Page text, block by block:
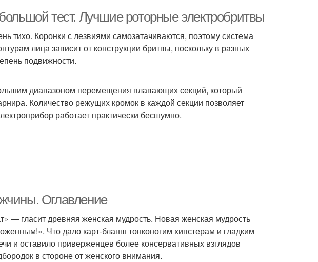
тест. Лучшие роторные электробритвы
тихо. Коронки с лезвиями самозатачиваются, поэтому система
лица зависит от конструкции бритвы, поскольку в разных
подвижности.
диапазоном перемещения плавающих секций, который
Количество режущих кромок в каждой секции позволяет
работает практически бесшумно.
Оглавление
— гласит древняя женская мудрость. Новая женская мудрость
Что дало карт-бланш тонконогим хипстерам и гладким
и оставило приверженцев более консервативных взглядов
в стороне от женского внимания.